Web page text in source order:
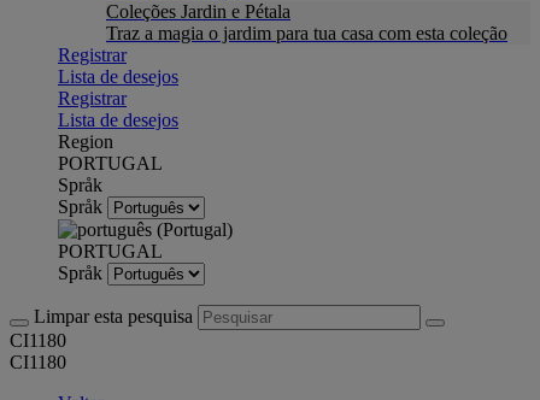
Coleções Jardin e Pétala
Traz a magia o jardim para tua casa com esta coleção
Registrar
Lista de desejos
Registrar
Lista de desejos
Region
PORTUGAL
Språk
Språk
PORTUGAL
Språk
Limpar esta pesquisa
CI1180
CI1180